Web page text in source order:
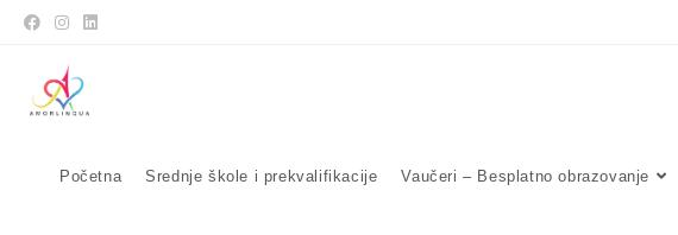
Početna Srednje škole i prekvalifikacije Vaučeri – Besplatno obrazovanje